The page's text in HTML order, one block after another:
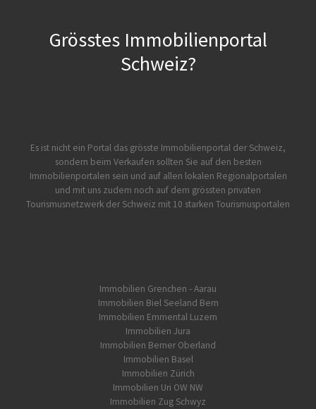
Grösstes Immobilienportal
Schweiz?
Es ist nicht ein Portal das grösste Immobilienportal der Schweiz,
sondern beim Verkaufen sollten Sie auf den besten
Immobilienportalen sein und auf allen lokalen Regionalportalen
und mit uns zudem noch auf dem grössten privaten
Tourismusnetzwerk der Schweiz mit 10 starken Tourismusportalen
Immobilien Grenchen - Aarau
Immobilien Biel Seeland Bern
Immobilien Emmental Luzern
Immobilien Jura
Immobilien Berner Oberland
Immobilien Basel
Immobilien Zürich
Immobilien Uri OW NW
Immobilien Zug Schwyz